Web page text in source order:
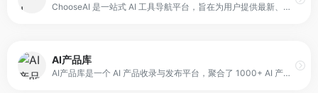
ChooseAI 是一站式 AI 工具导航平台，旨在为用户提供最新、最全的 AI 工具资讯与资源入口。平台通过精选收录与分类整理，覆盖国内外千余款 AI 应用，帮助用户在写作、绘画、办公、聊天、视频、开发、变现等领域快速找到合适工具。
AI产品库
AI产品库是一个 AI 产品收录与发布平台，聚合了 1000+ AI 产品，覆盖 AI 对话、AI文案写作、AI绘画、AI图像生成、AI视频生成、AI办公、AI编程开发、AI创意设计、AI音频工具、AIGC 工具等多个领域。平台同时支持用户发布自己的产品信息，让更多人了解并使用。